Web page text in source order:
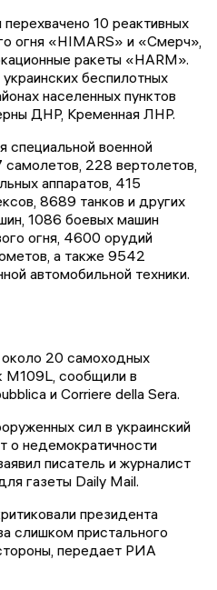
10 реактивных
огня «HIMARS» и «Смерч»,
ракеты «HARM».
беспилотных
населенных пунктов
ДНР, Кременная ЛНР.
специальной военной
228 вертолетов,
аппаратов, 415
8689 танков и других
1086 боевых машин
огня, 4600 орудий
а также 9542
автомобильной техники.
20 самоходных
M109L, сообщили в
и Corriere della Sera.
сил в украинский
о недемократичности
писатель и журналист
газеты Daily Mail.
президента
слишком пристального
передает РИА